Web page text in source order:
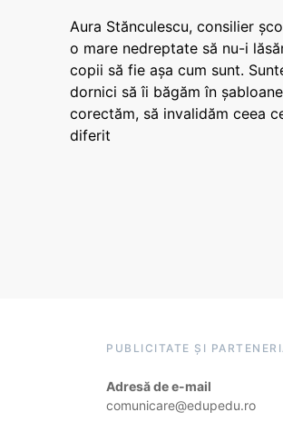
Aura Stănculescu, consilier
o mare nedreptate să nu-i
copii să fie așa cum sunt.
dornici să îi băgăm în
corectăm, să invalidăm ceea
diferit
PUBLICITATE ȘI
Adresă de e-mail
comunicare@edupedu.ro